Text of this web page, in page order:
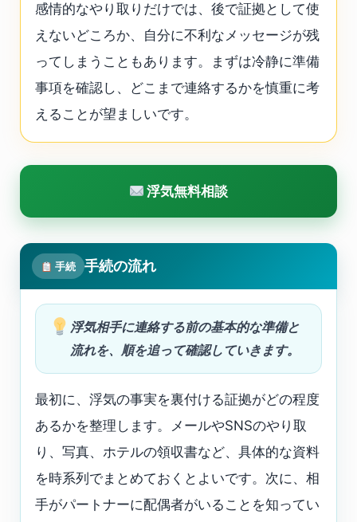
感情的なやり取りだけでは、後で証拠として使
えないどころか、自分に不利なメッセージが残
ってしまうこともあります。まずは冷静に準備
事項を確認し、どこまで連絡するかを慎重に考
えることが望ましいです。
浮気無料相談
手続 手続の流れ
浮気相手に連絡する前の基本的な準備と
流れを、順を追って確認していきます。
最初に、浮気の事実を裏付ける証拠がどの程度
あるかを整理します。メールやSNSのやり取
り、写真、ホテルの領収書など、具体的な資料
を時系列でまとめておくとよいです。次に、相
手がパートナーに配偶者がいることを知ってい